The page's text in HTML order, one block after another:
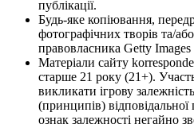
публікації.
Будь-яке копіювання,
фотографічних творів та/
правовласника Getty Images
Матеріали сайту
старше 21 року (21+).
викликати ігрову
(принципів)
ознак залежності негайно